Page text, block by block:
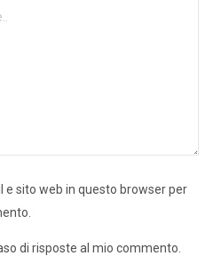
e sito web in questo browser per
di risposte al mio commento.